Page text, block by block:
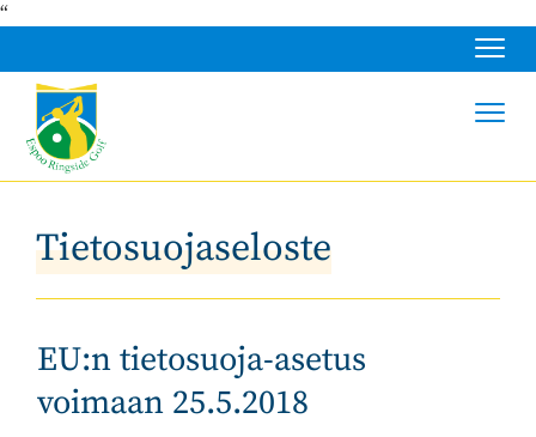
“
Tietosuojaseloste
EU:n tietosuoja-asetus
voimaan 25.5.2018